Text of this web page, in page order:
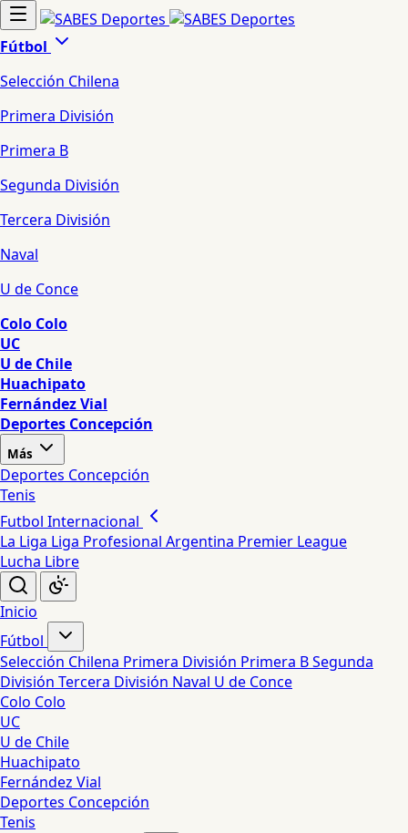
Fútbol
Selección Chilena
Primera División
Primera B
Segunda División
Tercera División
Naval
U de Conce
Colo Colo
UC
U de Chile
Huachipato
Fernández Vial
Deportes Concepción
Más
Deportes Concepción
Tenis
Futbol Internacional
La Liga Liga Profesional Argentina Premier League
Lucha Libre
Inicio
Fútbol
Selección Chilena Primera División Primera BSegunda
División Tercera División Naval U de Conce
Colo Colo
UC
U de Chile
Huachipato
Fernández Vial
Deportes Concepción
Tenis